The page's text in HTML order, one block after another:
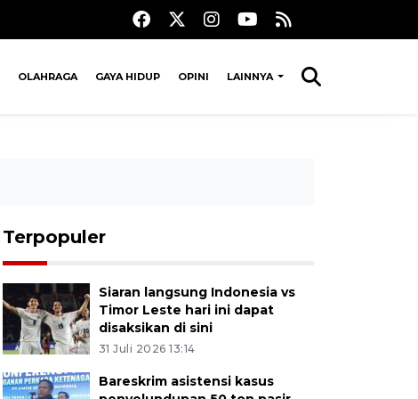
OLAHRAGA GAYA HIDUP OPINI LAINNYA
Terpopuler
Siaran langsung Indonesia vs
Timor Leste hari ini dapat
disaksikan di sini
31 Juli 2026 13:14
Bareskrim asistensi kasus